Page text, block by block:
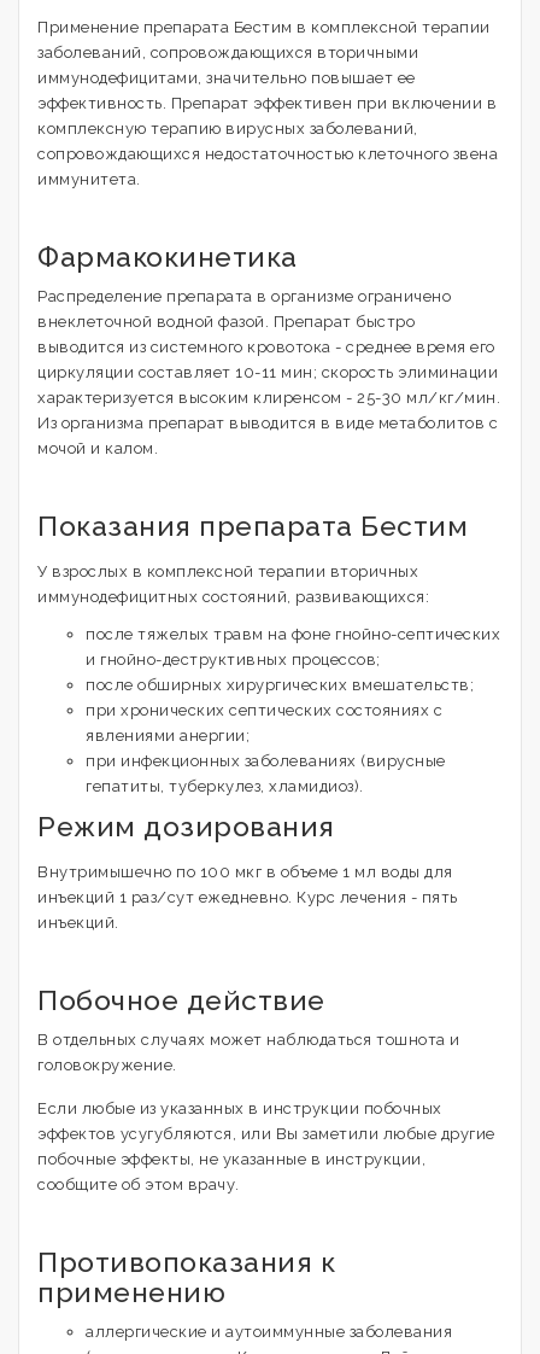
Применение препарата Бестим в комплексной терапии
заболеваний, сопровождающихся вторичными
иммунодефицитами, значительно повышает ее
эффективность. Препарат эффективен при включении в
комплексную терапию вирусных заболеваний,
сопровождающихся недостаточностью клеточного звена
иммунитета.
Фармакокинетика
Распределение препарата в организме ограничено
внеклеточной водной фазой. Препарат быстро
выводится из системного кровотока - среднее время его
циркуляции составляет 10-11 мин; скорость элиминации
характеризуется высоким клиренсом - 25-30 мл/кг/мин.
Из организма препарат выводится в виде метаболитов с
мочой и калом.
Показания препарата Бестим
У взрослых в комплексной терапии вторичных
иммунодефицитных состояний, развивающихся:
после тяжелых травм на фоне гнойно-септических
и гнойно-деструктивных процессов;
после обширных хирургических вмешательств;
при хронических септических состояниях с
явлениями анергии;
при инфекционных заболеваниях (вирусные
гепатиты, туберкулез, хламидиоз).
Режим дозирования
Внутримышечно по 100 мкг в объеме 1 мл воды для
инъекций 1 раз/сут ежедневно. Курс лечения - пять
инъекций.
Побочное действие
В отдельных случаях может наблюдаться тошнота и
головокружение.
Если любые из указанных в инструкции побочных
эффектов усугубляются, или Вы заметили любые другие
побочные эффекты, не указанные в инструкции,
сообщите об этом врачу.
Противопоказания к
применению
аллергические и аутоиммунные заболевания